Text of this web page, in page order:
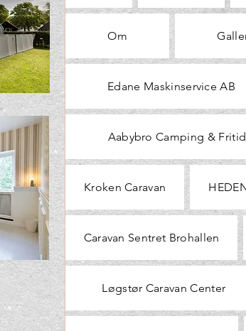
Om
Edane Maskinservice AB
Aabybro Camping & Fritid
Kroken Caravan
Caravan Sentret Brohallen
Løgstør Caravan Center